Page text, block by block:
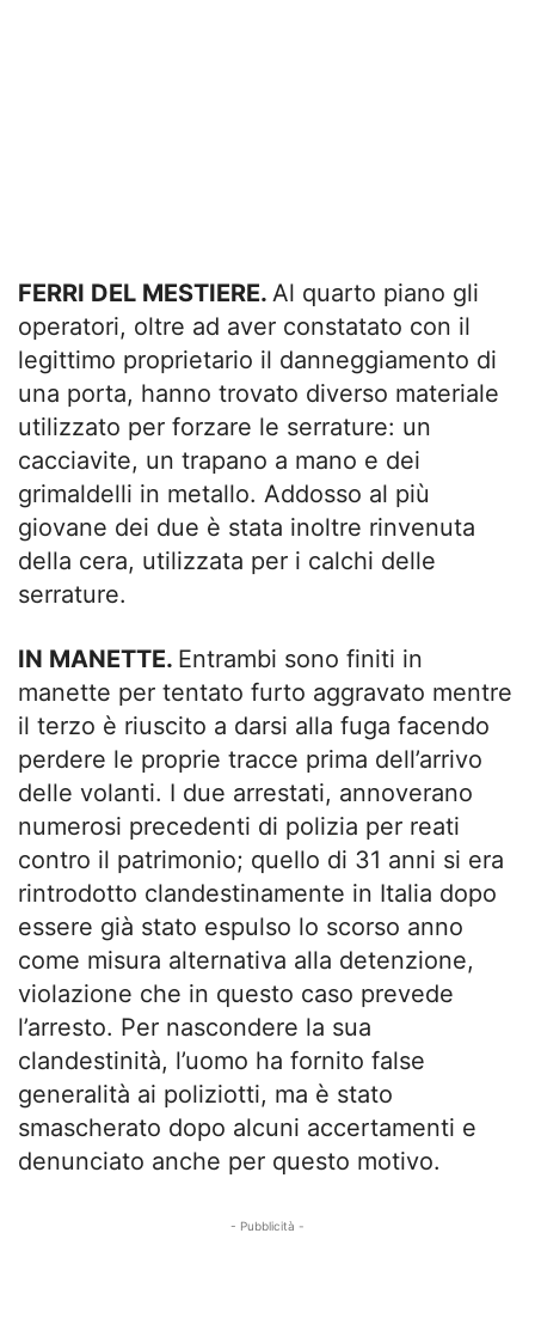
FERRI DEL MESTIERE. Al quarto piano gli
operatori, oltre ad aver constatato con il
legittimo proprietario il danneggiamento di
una porta, hanno trovato diverso materiale
utilizzato per forzare le serrature: un
cacciavite, un trapano a mano e dei
grimaldelli in metallo. Addosso al più
giovane dei due è stata inoltre rinvenuta
della cera, utilizzata per i calchi delle
serrature.
IN MANETTE. Entrambi sono finiti in
manette per tentato furto aggravato mentre
il terzo è riuscito a darsi alla fuga facendo
perdere le proprie tracce prima dell’arrivo
delle volanti. I due arrestati, annoverano
numerosi precedenti di polizia per reati
contro il patrimonio; quello di 31 anni si era
rintrodotto clandestinamente in Italia dopo
essere già stato espulso lo scorso anno
come misura alternativa alla detenzione,
violazione che in questo caso prevede
l’arresto. Per nascondere la sua
clandestinità, l’uomo ha fornito false
generalità ai poliziotti, ma è stato
smascherato dopo alcuni accertamenti e
denunciato anche per questo motivo.
- Pubblicità -